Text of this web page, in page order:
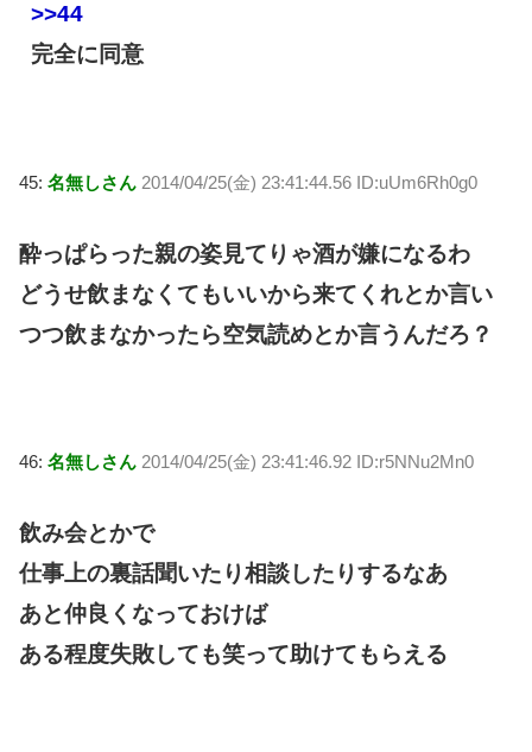
>>44
完全に同意
45: 名無しさん 2014/04/25(金) 23:41:44.56 ID:uUm6Rh0g0
酔っぱらった親の姿見てりゃ酒が嫌になるわ
どうせ飲まなくてもいいから来てくれとか言い
つつ飲まなかったら空気読めとか言うんだろ？
46: 名無しさん 2014/04/25(金) 23:41:46.92 ID:r5NNu2Mn0
飲み会とかで
仕事上の裏話聞いたり相談したりするなあ
あと仲良くなっておけば
ある程度失敗しても笑って助けてもらえる